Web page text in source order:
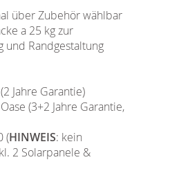
über Zubehör wählbar
a 25 kg zur
und Randgestaltung
Jahre Garantie)
(3+2 Jahre Garantie,
(HINWEIS: kein
2 Solarpanele &